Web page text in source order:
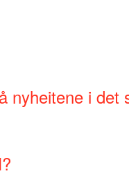
nyheitene i det